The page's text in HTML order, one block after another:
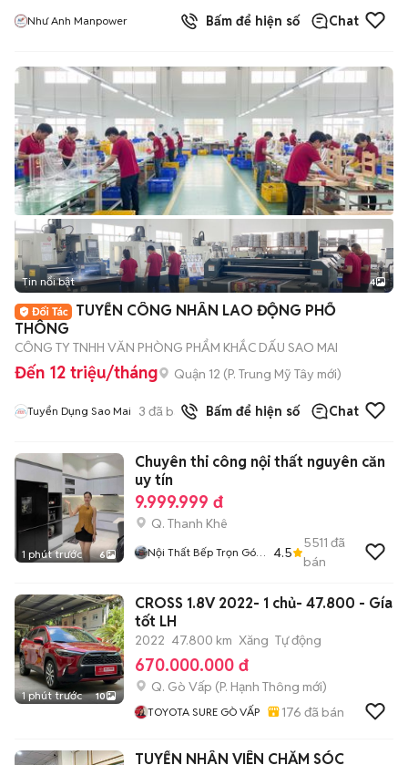
Như Anh Manpower Bấm để hiện số Chat
Tin nổi bật 4
TUYỂN CÔNG NHÂN LAO ĐỘNG PHỔ
THÔNG
CÔNG TY TNHH VĂN PHÒNG PHẨM KHẮC DẤU SAO MAI
Đến 12 triệu/tháng Quận 12 (P. Trung Mỹ Tây mới)
Tuyển Dụng Sao Mai 3 đã bán Bấm để hiện số Chat
1 phút trước 6
Chuyên thi công nội thất nguyên căn
uy tín
9.999.999 đ
Q. Thanh Khê
Nội Thất Bếp Trọn Gói
4.5
5511 đã
bán
1 phút trước 10
CROSS 1.8V 2022- 1 chủ- 47.800 - Gía
tốt LH
2022 47.800 km Xăng Tự động
670.000.000 đ
Q. Gò Vấp (P. Hạnh Thông mới)
TOYOTA SURE GÒ VẤP 176 đã bán
TUYỂN NHÂN VIÊN CHĂM SÓC